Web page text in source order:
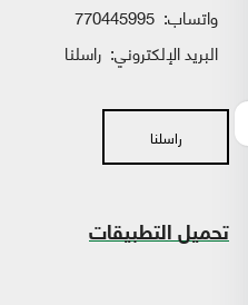
واتساب:
البريد الإلكتروني: راسلنا
راسلنا
تحميل التطبيقات